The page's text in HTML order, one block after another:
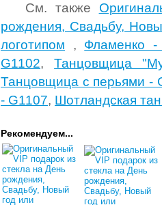
См. также
рождения, Свадьбу,
логотипом , Фламенко -
G1102,Танцовщица
Танцовщица с перьями -
- G1107, Шотландская
Рекомендуем...